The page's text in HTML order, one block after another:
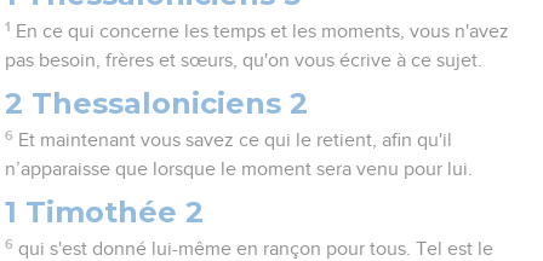
1 En ce qui concerne les temps et les moments, vous n'avez
pas besoin, frères et sœurs, qu'on vous écrive à ce sujet.
2 Thessaloniciens 2
6 Et maintenant vous savez ce qui le retient, afin qu'il
n’apparaisse que lorsque le moment sera venu pour lui.
1 Timothée 2
6 qui s'est donné lui-même en rançon pour tous. Tel est le